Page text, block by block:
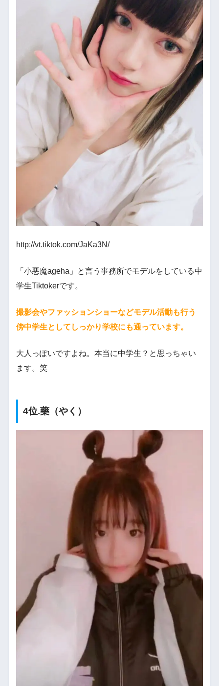
http://vt.tiktok.com/JaKa3N/
「小悪魔ageha」と言う事務所でモデルをしている中
学生Tiktokerです。
撮影会やファッションショーなどモデル活動も行う
傍中学生としてしっかり学校にも通っています。
大人っぽいですよね。本当に中学生？と思っちゃい
ます。笑
4位.藥（やく）